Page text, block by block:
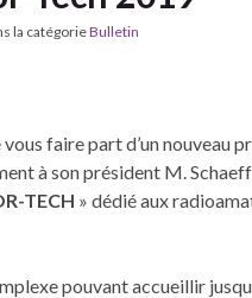
la catégorieBulletin
vous faire part d’un
à son président M.
TECH » dédié aux
pouvant accueillir